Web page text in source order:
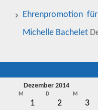
Ehrenpromotion
Michelle Bachelet
Dezember 2014
M D M
1 2 3